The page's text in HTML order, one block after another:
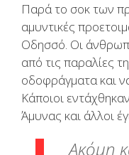
Παρά το σοκ των
αμυντικές
Οδησσό. Οι
από τις παραλίες
οδοφράγματα και
Κάποιοι
Άμυνας και άλλοι
Ακόμη